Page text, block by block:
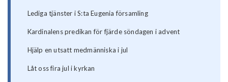
Lediga tjänster i S:ta Eugenia församling
Kardinalens predikan för fjärde söndagen i advent
Hjälp en utsatt medmänniska i jul
Låt oss fira jul i kyrkan